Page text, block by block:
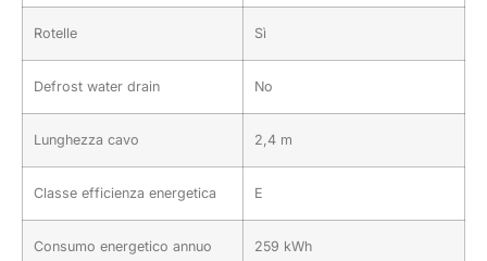
Rotelle Sì
Defrost water drain No
Lunghezza cavo 2,4 m
Classe efficienza energetica E
Consumo energetico annuo 259 kWh